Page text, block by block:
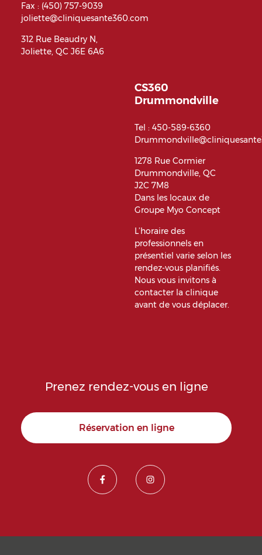
Prenez rendez-vous en ligne
Réservation en ligne
Fax : (450) 757-9039
joliette@cliniquesante360.com
312 Rue Beaudry N,
Joliette, QC J6E 6A6
CS360
Drummondville
Tel :450-589-6360
1278 Rue Cormier
Drummondville, QC
J2C 7M8
Dans les locaux de
Groupe Myo Concept
L’horaire des
professionnels en
présentiel varie selon les
rendez-vous planifiés.
Nous vous invitons à
contacter la clinique
avant de vous déplacer.